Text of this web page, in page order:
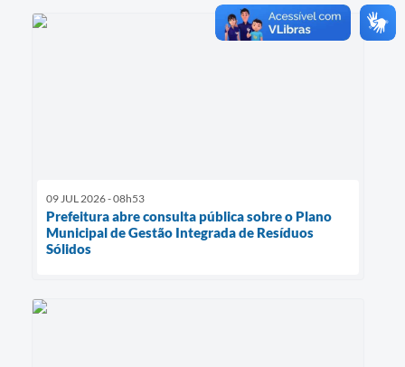
Jornal
Agenda
09 JUL 2026 - 08h53
Prefeitura abre consulta pública sobre o Plano
Municipal de Gestão Integrada de Resíduos
Sólidos